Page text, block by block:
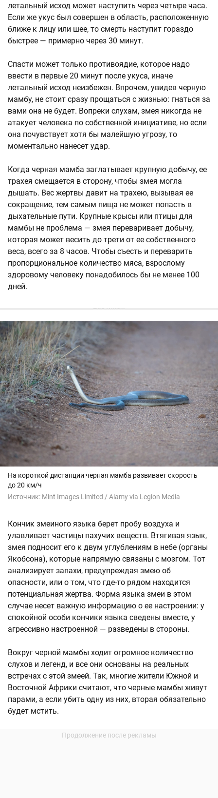
летальный исход может наступить через четыре часа.
Если же укус был совершен в область, расположенную
ближе к лицу или шее, то смерть наступит гораздо
быстрее — примерно через 30 минут.
Спасти может только противоядие, которое надо
ввести в первые 20 минут после укуса, иначе
летальный исход неизбежен. Впрочем, увидев черную
мамбу, не стоит сразу прощаться с жизнью: гнаться за
вами она не будет. Вопреки слухам, змея никогда не
атакует человека по собственной инициативе, но если
она почувствует хотя бы малейшую угрозу, то
моментально нанесет удар.
Когда черная мамба заглатывает крупную добычу, ее
трахея смещается в сторону, чтобы змея могла
дышать. Вес жертвы давит на трахею, вызывая ее
сокращение, тем самым пища не может попасть в
дыхательные пути. Крупные крысы или птицы для
мамбы не проблема — змея переваривает добычу,
которая может весить до трети от ее собственного
веса, всего за 8 часов. Чтобы съесть и переварить
пропорциональное количество мяса, взрослому
здоровому человеку понадобилось бы не менее 100
дней.
На короткой дистанции черная мамба развивает скорость
до 20 км/ч
Источник: Mint Images Limited / Alamy via Legion Media
Кончик змеиного языка берет пробу воздуха и
улавливает частицы пахучих веществ. Втягивая язык,
змея подносит его к двум углублениям в небе (органы
Якобсона), которые напрямую связаны с мозгом. Тот
анализирует запахи, предупреждая змею об
опасности, или о том, что где-то рядом находится
потенциальная жертва. Форма языка змеи в этом
случае несет важную информацию о ее настроении: у
спокойной особи кончики языка сведены вместе, у
агрессивно настроенной — разведены в стороны.
Вокруг черной мамбы ходит огромное количество
слухов и легенд, и все они основаны на реальных
встречах с этой змеей. Так, многие жители Южной и
Восточной Африки считают, что черные мамбы живут
парами, а если убить одну из них, вторая обязательно
будет мстить.